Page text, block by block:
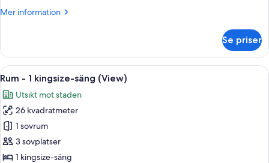
(View)
Mer information
Mer
-
dubbelsängar
Se priser
Öppna
alla
foton
för
Rum
-
1
Ett hotellrum med en stor säng, ett
7
Rum - 1 kingsize-säng (View)
Utsikt mot staden
26 kvadratmeter
1 sovrum
3 sovplatser
1 kingsize-säng